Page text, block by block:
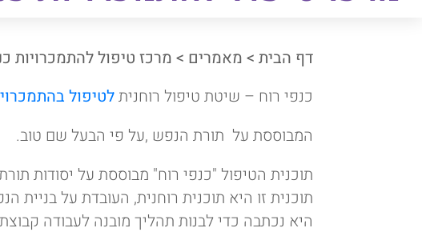
דף הבית> מאמרים > מרכז טיפול להתמכרויות
כנפי רוח – שיטת טיפול רוחניתלטיפול
המבוססת על תורת הנפש ,על פי הבעל שם טוב.
תוכנית הטיפול "כנפי רוח" מבוססת על יסודות
תוכנית זו היא תוכנית רוחנית, העובדת על בניית
היא נכתבה כדי לבנות תהליך מובנה לעבודה